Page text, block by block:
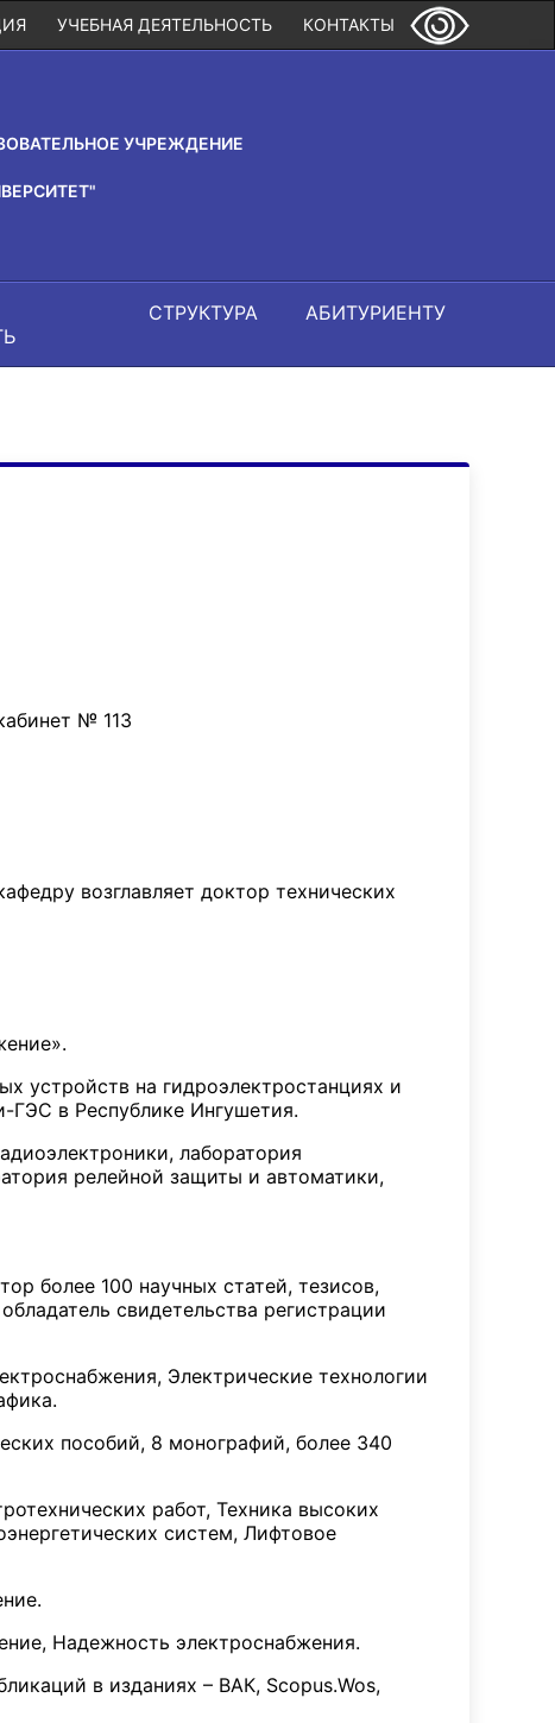
КОНТАКТЫ
УЧЕБНАЯ ДЕЯТЕЛЬНОСТЬ
УЧРЕЖДЕНИЕ
СТРУКТУРА АБИТУРИЕНТУ
№ 113
возглавляет доктор технических
устройств на гидроэлектростанциях и
в Республике Ингушетия.
лаборатория
релейной защиты и автоматики,
более 100 научных статей, тезисов,
свидетельства регистрации
Электрические технологии
пособий, 8 монографий, более 340
работ, Техника высоких
систем, Лифтовое
Надежность электроснабжения.
в изданиях – ВАК, Scopus.Wos,